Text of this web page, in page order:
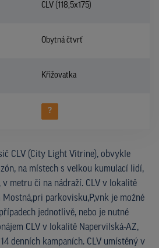
CLV (118,5x175)
Obytná čtvrť
Křižovatka
?
CLV (City Light Vitrine), obvykle
na místech s velkou kumulací lidí,
v metru či na nádraží. CLV v lokalitě
parkovisku,P,vnk je možné
jednotlivě, nebo je nutné
CLV v lokalitě Napervilská-AZ,
denních kampaních. CLV umístěný v